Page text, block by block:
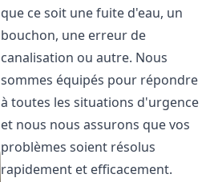
que ce soit une fuite d'eau, un
bouchon, une erreur de
canalisation ou autre. Nous
sommes équipés pour répondre
à toutes les situations d'urgence
et nous nous assurons que vos
problèmes soient résolus
rapidement et efficacement.